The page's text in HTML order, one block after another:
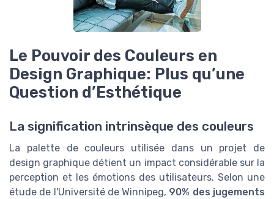
Le Pouvoir des Couleurs en
Design Graphique: Plus qu’une
Question d’Esthétique
La signification intrinsèque des couleurs
La palette de couleurs utilisée dans un projet de
design graphique détient un impact considérable sur la
perception et les émotions des utilisateurs. Selon une
étude de l'Université de Winnipeg, 90% des jugements